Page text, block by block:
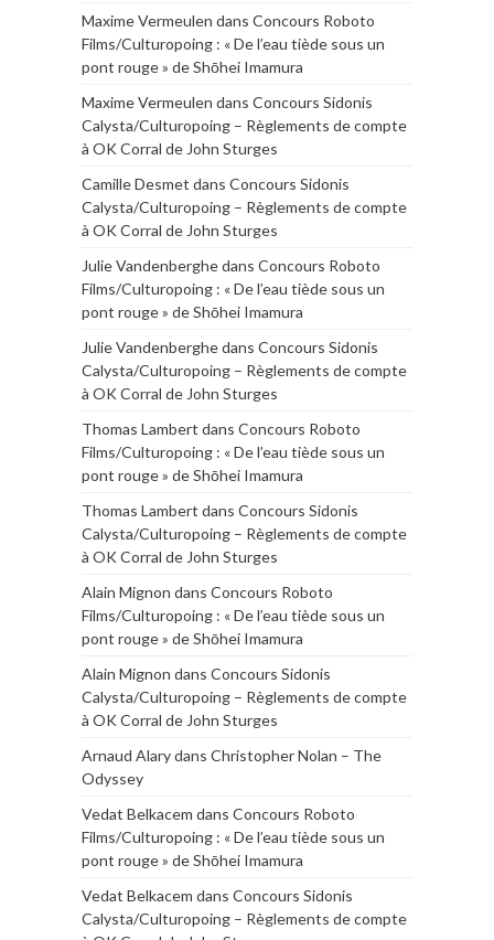
Maxime Vermeulen dans Concours Roboto
Films/Culturopoing : « De l’eau tiède sous un
pont rouge » de Shōhei Imamura
Maxime Vermeulen dans Concours Sidonis
Calysta/Culturopoing – Règlements de compte
à OK Corral de John Sturges
Camille Desmet dans Concours Sidonis
Calysta/Culturopoing – Règlements de compte
à OK Corral de John Sturges
Julie Vandenberghedans Concours Roboto
Films/Culturopoing : « De l’eau tiède sous un
pont rouge » de Shōhei Imamura
Julie Vandenberghedans Concours Sidonis
Calysta/Culturopoing – Règlements de compte
à OK Corral de John Sturges
Thomas Lambert dans Concours Roboto
Films/Culturopoing : « De l’eau tiède sous un
pont rouge » de Shōhei Imamura
Thomas Lambert dans Concours Sidonis
Calysta/Culturopoing – Règlements de compte
à OK Corral de John Sturges
Alain Mignon dans Concours Roboto
Films/Culturopoing : « De l’eau tiède sous un
pont rouge » de Shōhei Imamura
Alain Mignon dans Concours Sidonis
Calysta/Culturopoing – Règlements de compte
à OK Corral de John Sturges
Arnaud Alarydans Christopher Nolan – The
Odyssey
Vedat Belkacem dans Concours Roboto
Films/Culturopoing : « De l’eau tiède sous un
pont rouge » de Shōhei Imamura
Vedat Belkacem dans Concours Sidonis
Calysta/Culturopoing – Règlements de compte